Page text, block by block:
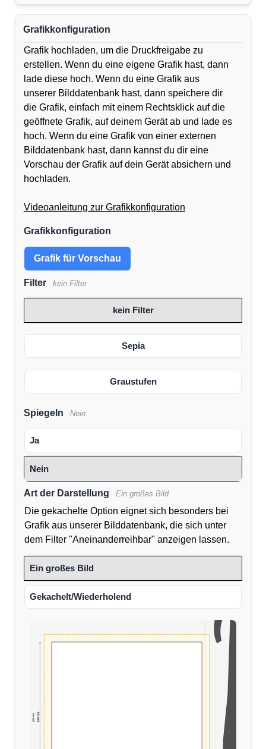
Grafikkonfiguration
Grafik hochladen, um die Druckfreigabe zu
erstellen. Wenn du eine eigene Grafik hast, dann
lade diese hoch. Wenn du eine Grafik aus
unserer Bilddatenbank hast, dann speichere dir
die Grafik, einfach mit einem Rechtsklick auf die
geöffnete Grafik, auf deinem Gerät ab und lade es
hoch. Wenn du eine Grafik von einer externen
Bilddatenbank hast, dann kannst du dir eine
Vorschau der Grafik auf dein Gerät absichern und
hochladen.
Videoanleitung zur Grafikkonfiguration
Grafikkonfiguration
Grafik für Vorschau
Filter kein Filter
kein Filter
Sepia
Graustufen
Spiegeln Nein
Ja
Nein
Art der Darstellung Ein großes Bild
Die gekachelte Option eignet sich besonders bei
Grafik aus unserer Bilddatenbank, die sich unter
dem Filter "Aneinanderreihbar" anzeigen lassen.
Ein großes Bild
Gekachelt/Wiederholend
100 cm
(110 cm)